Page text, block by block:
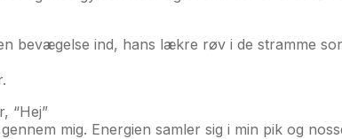
bevægelse ind, hans lækre røv i de stramme
“Hej”
mig. Energien samler sig i min pik og